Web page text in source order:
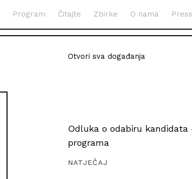
Program Čitajte Zbirke O nama Press
Otvori sva događanja
Odluka o odabiru
programa
NATJEČAJ